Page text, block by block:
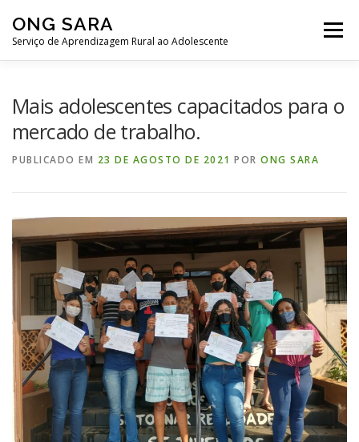
paraONG SARA
Serviço de Aprendizagem Rural ao Adolescente
Menu
PORTAL ONG SARA
Mais adolescentes capacitados para o
mercado de trabalho.
PUBLICADO EM 23 DE AGOSTO DE 2021 POR ONG SARA